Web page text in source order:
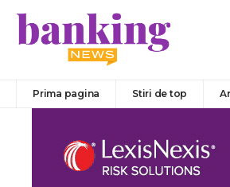
Prima pagina Stiri de top